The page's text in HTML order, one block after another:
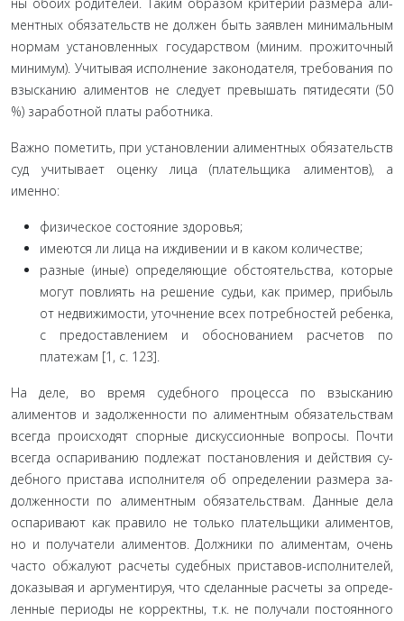
ментных обязательств не должен быть заявлен минимальным
нормам установленных государством (миним. прожиточный
минимум). Учитывая исполнение законодателя, требования по
взысканию алиментов не следует превышать пятидесяти (50
%) заработной платы работника.
Важно пометить, при установлении алиментных обя­зательств
суд учитывает оценку лица (плательщика алимен­тов), а
именно:
физическое состояние здоровья;
имеются ли лица на иждивении и в каком количестве;
разные (иные) определяющие обстоятельства, кото­рые
могут повлиять на решение судьи, как пример, прибыль
от недвижимости, уточнение всех потребностей ребенка,
с предоставлением и обоснованием расчетов по
платежам [1, с. 123].
На деле, во время судебного процесса по взысканию
алиментов и задолженности по алиментным обязательствам
всегда происходят спорные дискуссионные вопросы. Почти
всегда оспариванию подлежат постановления и действия су­
дебного пристава исполнителя об определении размера за­
долженности по алиментным обязательствам. Данные дела
оспаривают как правило не только плательщики алиментов,
но и получатели алиментов. Должники по алиментам, очень
часто обжалуют расчеты судебных приставов-исполнителей,
доказывая и аргументируя, что сделанные расчеты за опреде­
ленные периоды не корректны, т.к. не получали постоянного